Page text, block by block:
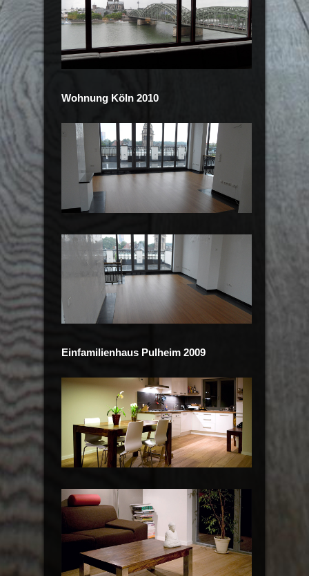
Wohnung Köln 2010
Einfamilienhaus Pulheim 2009